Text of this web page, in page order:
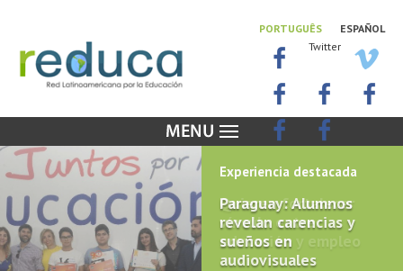
ESPAÑOL
PORTUGUÊS
Twitter
Experiencia destacada
Paraguay: Alumnos
revelan carencias y
sueños en
audiovisuales